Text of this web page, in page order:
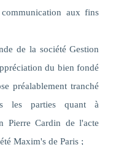
aux fins
de la société Gestion
du bien fondé
préalablement tranché
les parties quant à
Pierre Cardin de l'acte
Maxim's de Paris ;